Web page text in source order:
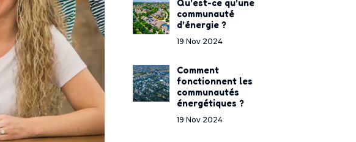
Qu’est-ce qu’une
communauté
d’énergie ?
19 Nov 2024
Comment
fonctionnent les
communautés
énergétiques ?
19 Nov 2024